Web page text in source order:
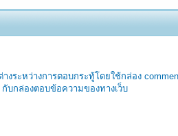
งระหว่างการตอบกระทู้โดยใช้กล่อง
กับกล่องตอบข้อความของทางเว็บ